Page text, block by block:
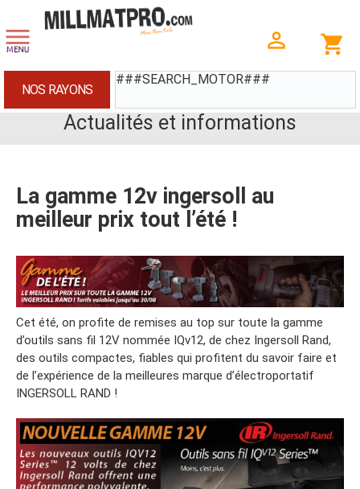
###SEARCH_MOTOR###
NOS RAYONS
Actualités et informations
La gamme 12v ingersoll au
meilleur prix tout l’été !
Cet été, on profite de remises au top sur toute la gamme
d’outils sans fil 12V nommée IQv12, de chez Ingersoll Rand,
des outils compactes, fiables qui profitent du savoir faire et
de l’expérience de la meilleures marque d’électroportatif
INGERSOLL RAND !